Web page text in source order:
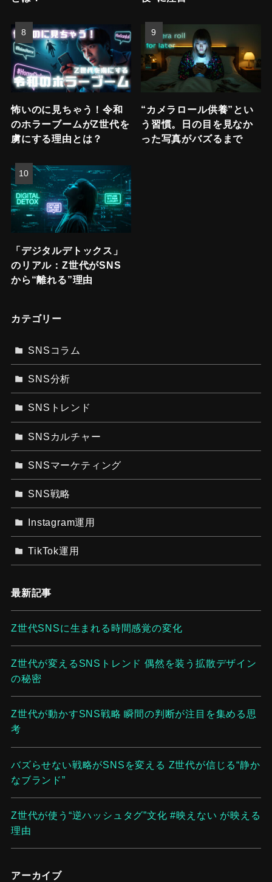
怖いのに見ちゃう！令和
のホラーブームがZ世代を
虜にする理由とは？
“カメラロール供養”とい
う習慣。日の目を見なか
った写真がバズるまで
「デジタルデトックス」
のリアル：Z世代がSNS
から“離れる”理由
カテゴリー
SNSコラム
SNS分析
SNSトレンド
SNSカルチャー
SNSマーケティング
SNS戦略
Instagram運用
TikTok運用
最新記事
Z世代SNSに生まれる時間感覚の変化
Z世代が変えるSNSトレンド 偶然を装う拡散デザイン
の秘密
Z世代が動かすSNS戦略 瞬間の判断が注目を集める思
考
バズらせない戦略がSNSを変える Z世代が信じる“静か
なブランド”
Z世代が使う“逆ハッシュタグ”文化 #映えない が映える
理由
アーカイブ